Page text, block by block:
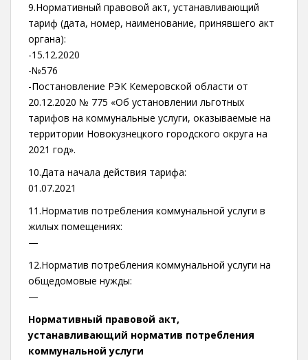
9.Нормативный правовой акт, устанавливающий
тариф (дата, номер, наименование, принявшего акт
органа):
-15.12.2020
-№576
-Постановление РЭК Кемеровской области от
20.12.2020 № 775 «Об установлении льготных
тарифов на коммунальные услуги, оказываемые на
территории Новокузнецкого городского округа на
2021 год».
10.Дата начала действия тарифа:
01.07.2021
11.Норматив потребления коммунальной услуги в
жилых помещениях:
—
12.Норматив потребления коммунальной услуги на
общедомовые нужды:
—
Нормативный правовой акт,
устанавливающий норматив потребления
коммунальной услуги